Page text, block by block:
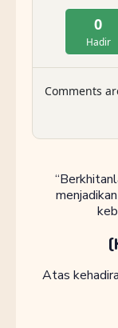
0
Hadir
Comments
Atas